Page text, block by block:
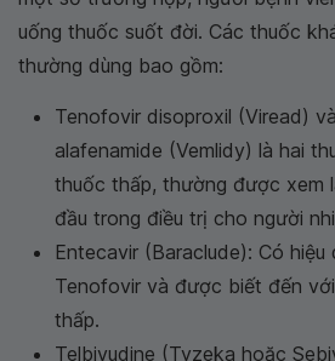
uống thuốc suốt đời. Các thuốc
thường dùng bao gồm:
Tenofovir disoproxil (Viread)
alafenamide (Vemlidy) là hai
thuốc thấp, thường được xem
đầu trong điều trị cho người
Entecavir (Baraclude): Có
Tenofovir và được biết đến
thấp.
Telbivudine (Tyzeka hoặc